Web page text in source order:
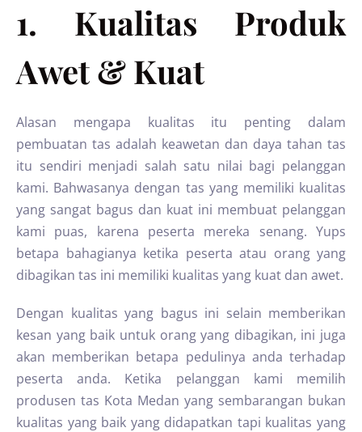
1. Kualitas Produk
Awet & Kuat
Alasan mengapa kualitas itu penting dalam
pembuatan tas adalah keawetan dan daya tahan tas
itu sendiri menjadi salah satu nilai bagi pelanggan
kami. Bahwasanya dengan tas yang memiliki kualitas
yang sangat bagus dan kuat ini membuat pelanggan
kami puas, karena peserta mereka senang. Yups
betapa bahagianya ketika peserta atau orang yang
dibagikan tas ini memiliki kualitas yang kuat dan awet.
Dengan kualitas yang bagus ini selain memberikan
kesan yang baik untuk orang yang dibagikan, ini juga
akan memberikan betapa pedulinya anda terhadap
peserta anda. Ketika pelanggan kami memilih
produsen tas Kota Medan yang sembarangan bukan
kualitas yang baik yang didapatkan tapi kualitas yang